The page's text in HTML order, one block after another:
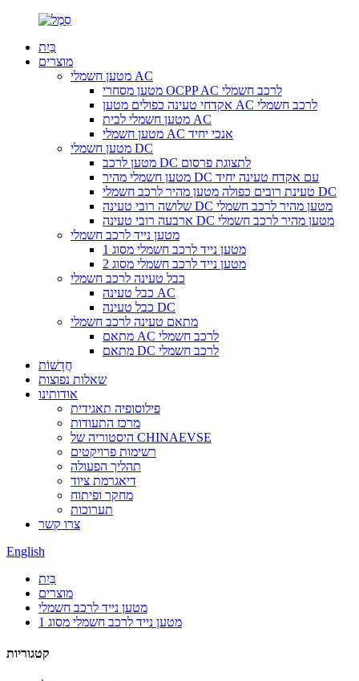
בַּיִת
מוצרים
מטען חשמלי AC
מטען מסחרי OCPP AC לרכב חשמלי
אקדחי טעינה כפולים מטען AC לרכב חשמלי
מטען חשמלי לבית AC
מטען חשמלי AC אנכי יחיד
מטען חשמלי DC
מטען לרכב DC לתצוגת פרסום
מטען חשמלי מהיר DC עם אקדח טעינה יחיד
טעינת רובים כפולה מטען מהיר לרכב חשמלי DC
שלושה רובי טעינה DC מטען מהיר לרכב חשמלי
ארבעה רובי טעינה DC מטען מהיר לרכב חשמלי
מטען נייד לרכב חשמלי
מטען נייד לרכב חשמלי מסוג 1
מטען נייד לרכב חשמלי מסוג 2
כבל טעינה לרכב חשמלי
כבל טעינה AC
כבל טעינה DC
מתאם טעינה לרכב חשמלי
מתאם AC לרכב חשמלי
מתאם DC לרכב חשמלי
חֲדָשׁוֹת
שאלות נפוצות
אודותינו
פילוסופיה תאגידית
מרכז התעודות
היסטוריה של CHINAEVSE
רשימות פרויקטים
תהליך הפעולה
דיאגרמת ציוד
מחקר ופיתוח
תערוכות
צרו קשר
English
בַּיִת
מוצרים
מטען נייד לרכב חשמלי
מטען נייד לרכב חשמלי מסוג 1
קטגוריות